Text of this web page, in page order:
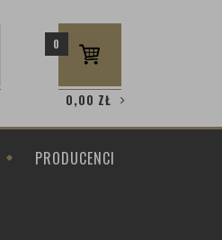
0
0,00 ZŁ
PRODUCENCI